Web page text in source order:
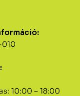
10:00 – 18:00